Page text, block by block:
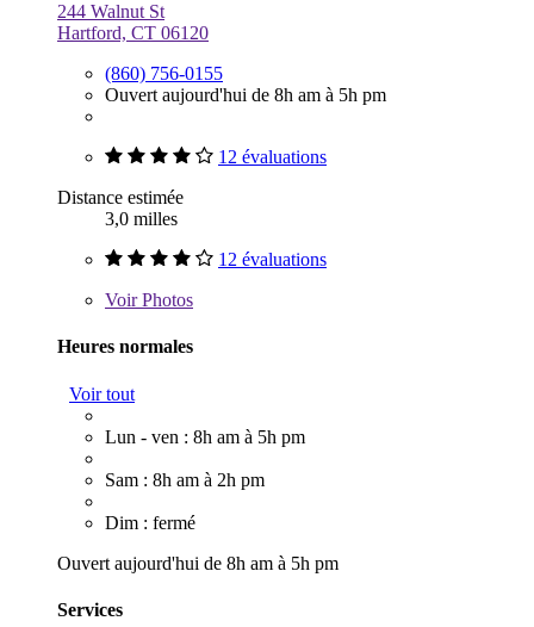
244 Walnut St
Hartford, CT 06120
(860) 756-0155
Ouvert aujourd'hui de 8h am à 5h pm
12 évaluations
Distance estimée
3,0 milles
12 évaluations
VoirPhotos
Heures normales
Voir tout
Lun - ven : 8h am à 5h pm
Sam : 8h am à 2h pm
Dim : fermé
Ouvert aujourd'hui de 8h am à 5h pm
Services